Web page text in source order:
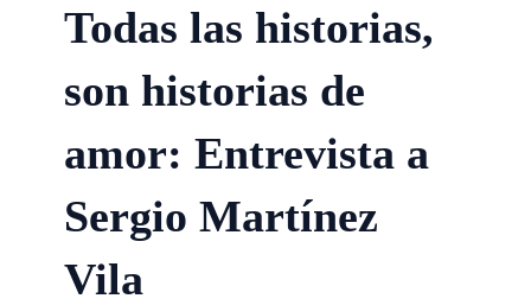
Todas las historias,
son historias de
amor: Entrevista a
Sergio Martínez
Vila